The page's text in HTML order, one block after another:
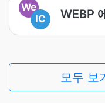
We
IC
WEBP
모두 보